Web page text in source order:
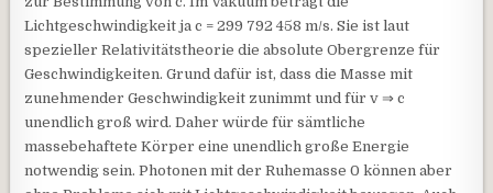
Lichtgeschwindigkeit ja c =299 792 458 m/s. Sie ist laut
spezieller Relativitätstheorie die absolute Obergrenze für
Geschwindigkeiten. Grund dafür ist, dass die Masse mit
zunehmender Geschwindigkeit zunimmt und für v ⇒ c
unendlich groß wird. Daher würde für sämtliche
massebehaftete Körper eine unendlich große Energie
notwendig sein. Photonen mit der Ruhemasse 0 können aber